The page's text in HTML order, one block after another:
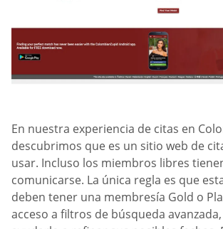
En nuestra experiencia de citas en
descubrimos que es un sitio web de
usar. Incluso los miembros libres
comunicarse. La única regla es que
deben tener una membresía Gold o
acceso a filtros de búsqueda